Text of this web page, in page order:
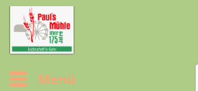
Menü